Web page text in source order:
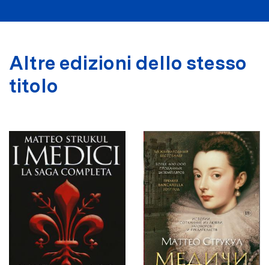
Altre edizioni dello stesso
titolo